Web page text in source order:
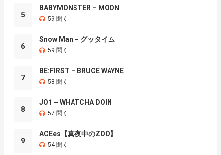
5
BABYMONSTER – MOON
59 聞く
6
Snow Man – グッタイム
59 聞く
7
BE:FIRST – BRUCE WAYNE
58 聞く
8
JO1 – WHATCHA DOIN
57 聞く
9
ACEes【真夜中のZOO】
54 聞く